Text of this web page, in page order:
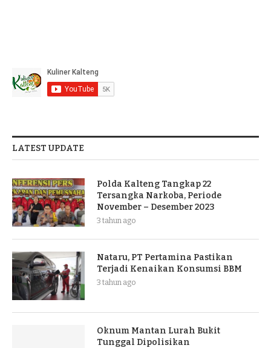
LATEST UPDATE
Polda Kalteng Tangkap 22
Tersangka Narkoba, Periode
November – Desember 2023
3 tahun ago
Nataru, PT Pertamina Pastikan
Terjadi Kenaikan Konsumsi BBM
3 tahun ago
Oknum Mantan Lurah Bukit
Tunggal Dipolisikan